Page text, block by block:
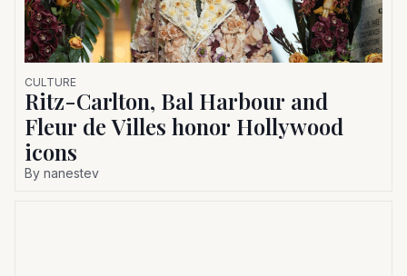
CULTURE
Ritz-Carlton, Bal Harbour and
Fleur de Villes honor Hollywood
icons
By nanestev